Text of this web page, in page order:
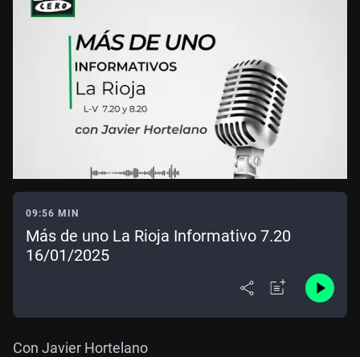
09:56 MIN
Más de uno La Rioja Informativo 7.20
16/01/2025
Con Javier Hortelano